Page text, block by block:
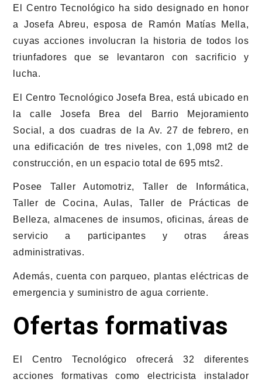
El Centro Tecnológico ha sido designado en honor
a Josefa Abreu, esposa de Ramón Matías Mella,
cuyas acciones involucran la historia de todos los
triunfadores que se levantaron con sacrificio y
lucha.
El Centro Tecnológico Josefa Brea, está ubicado en
la calle Josefa Brea del Barrio Mejoramiento
Social, a dos cuadras de la Av. 27 de febrero, en
una edificación de tres niveles, con 1,098 mt2 de
construcción, en un espacio total de 695 mts2.
Posee Taller Automotriz, Taller de Informática,
Taller de Cocina, Aulas, Taller de Prácticas de
Belleza, almacenes de insumos, oficinas, áreas de
servicio a participantes y otras áreas
administrativas.
Además, cuenta con parqueo, plantas eléctricas de
emergencia y suministro de agua corriente.
Ofertas formativas
El Centro Tecnológico ofrecerá 32 diferentes
acciones formativas como electricista instalador